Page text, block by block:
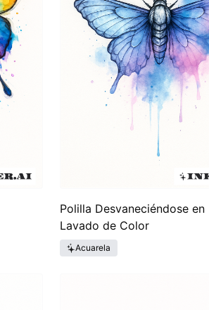
Polilla Desvaneciéndose en
Lavado de Color
Acuarela